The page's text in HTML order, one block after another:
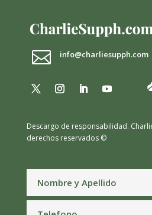
 info@charliesupph.com
Descargo de responsabilidad.
derechos reservados ©